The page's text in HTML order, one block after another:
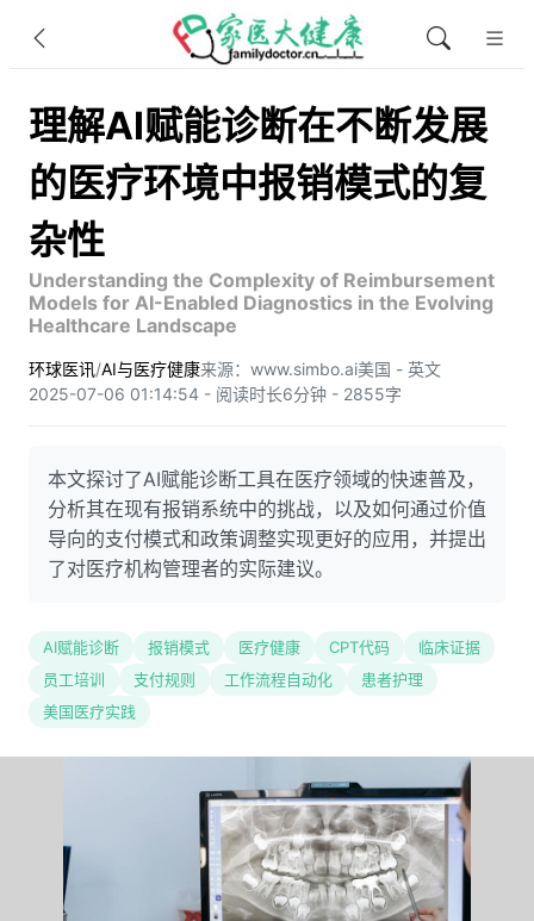
理解AI赋能诊断在不断发展
的医疗环境中报销模式的复
杂性
Understanding the Complexity of Reimbursement
Models for AI-Enabled Diagnostics in the Evolving
Healthcare Landscape
环球医讯/AI与医疗健康来源：www.simbo.ai美国 - 英文
2025-07-06 01:14:54 - 阅读时长6分钟 - 2855字
本文探讨了AI赋能诊断工具在医疗领域的快速普及，
分析其在现有报销系统中的挑战，以及如何通过价值
导向的支付模式和政策调整实现更好的应用，并提出
了对医疗机构管理者的实际建议。
AI赋能诊断 报销模式 医疗健康 CPT代码
临床证据
员工培训
支付规则 工作流程自动化
患者护理
美国医疗实践